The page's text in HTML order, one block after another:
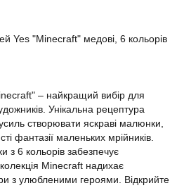
Yes "Minecraft" медові, 6 кольорів
– найкращий вибір для
Унікальна рецептура
створювати яскраві малюнки,
фантазії маленьких мрійників.
з 6 кольорів забезпечує
Minecraft надихає
з улюбленими героями. Відкрийте